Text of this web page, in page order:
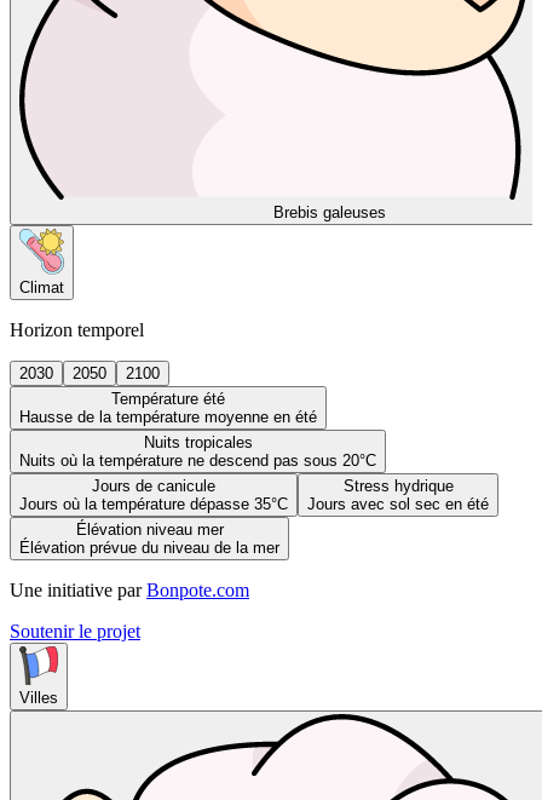
Brebis galeuses
Climat
Horizon temporel
2030 2050
2100
Température été
Hausse de la température moyenne en été
Nuits tropicales
Nuits où la température ne descend pas sous 20°C
Jours de canicule
Jours où la température dépasse 35°C
Stress hydrique
Jours avec sol sec en été
Élévation niveau mer
Élévation prévue du niveau de la mer
Une initiative par Bonpote.com
Soutenir le projet
Villes